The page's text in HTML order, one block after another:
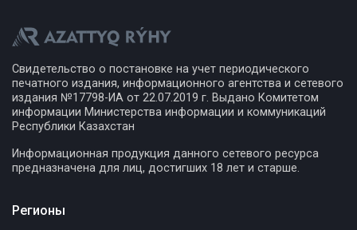
Свидетельство о постановке на учет периодического
печатного издания, информационного агентства и сетевого
издания №17798-ИА от 22.07.2019 г. Выдано Комитетом
информации Министерства информации и коммуникаций
Республики Казахстан
Информационная продукция данного сетевого ресурса
предназначена для лиц, достигших 18 лет и старше.
Регионы